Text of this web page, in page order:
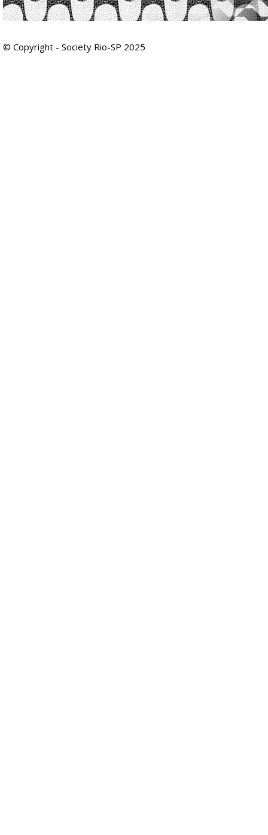
© Copyright - Society Rio-SP 2025